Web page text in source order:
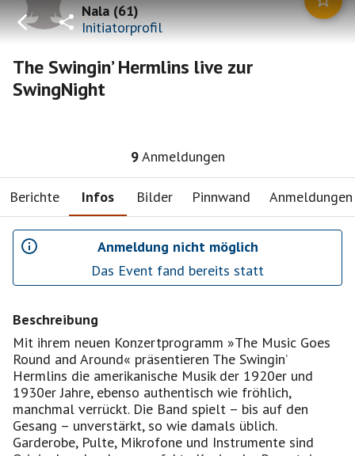
Nala(61)
Initiatorprofil
The Swingin’ Hermlins live zur
SwingNight
9Anmeldungen
Berichte Infos Bilder Pinnwand Anmeldungen
Anmeldung nicht möglich
Das Event fand bereits statt
Beschreibung
Mit ihrem neuen Konzertprogramm »The Music Goes
Round and Around« präsentieren The Swingin’
Hermlins die amerikanische Musik der 1920er und
1930er Jahre, ebenso authentisch wie fröhlich,
manchmal verrückt. Die Band spielt – bis auf den
Gesang – unverstärkt, so wie damals üblich.
Garderobe, Pulte, Mikrofone und Instrumente sind